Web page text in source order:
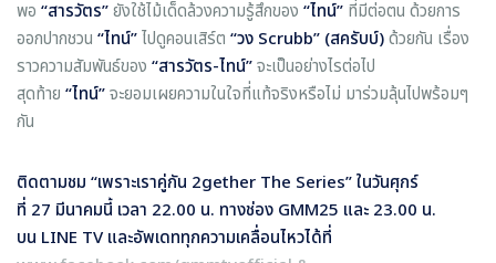
พอ “สารวัตร”ยังใช้ไม้เด็ดล้วงความรู้สึกของ “ไทน์” ที่มีต่อตน ด้วยการ
ออกปากชวน “ไทน์”ไปดูคอนเสิร์ต “วง Scrubb” (สครับบ์)ด้วยกัน เรื่อง
ราวความสัมพันธ์ของ “สารวัตร-ไทน์”จะเป็นอย่างไรต่อไป
สุดท้าย “ไทน์”จะยอมเผยความในใจที่แท้จริงหรือไม่ มาร่วมลุ้นไปพร้อมๆ
กัน
ติดตามชม “เพราะเราคู่กัน 2gether The Series”ในวันศุกร์
ที่ 27 มีนาคมนี้ เวลา 22.00 น. ทางช่อง GMM25 และ 23.00 น.
บน LINE TV และอัพเดททุกความเคลื่อนไหวได้ที่